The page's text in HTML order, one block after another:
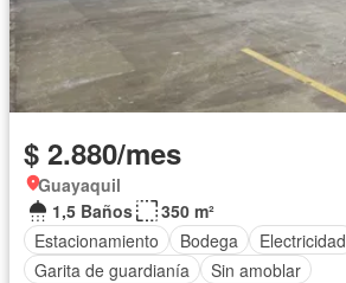
$ 2.880/mes
Guayaquil
1,5 Baños
350 m²
Estacionamiento
Bodega Electricidad
Garita de guardianía
Sin amoblar